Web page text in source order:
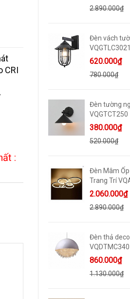
2.890.000₫
Đèn vách
VQGTLC3021
620.000₫
780.000₫
Đèn tường
VQGTCT250
380.000₫
520.000₫
Đèn Mâm
Trang Trí
2.060.000₫
2.890.000₫
Đèn thả
VQDTMC340
860.000₫
1.130.000₫
CRI
: